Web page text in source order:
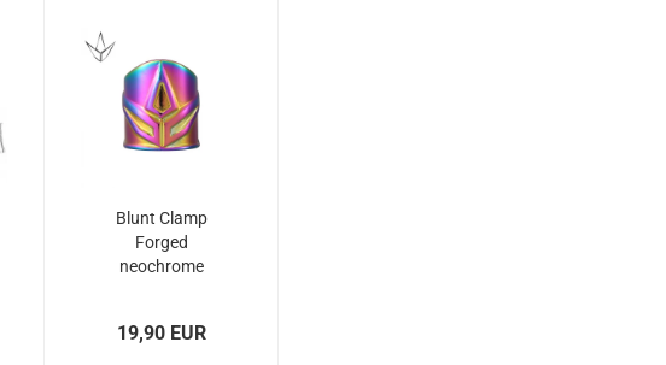
Blunt Clamp
Forged
neochrome
19,90 EUR